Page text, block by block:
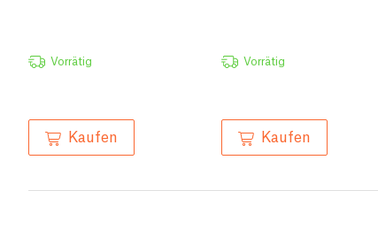
Vorrätig
Kaufen
Vorrätig
Kaufen